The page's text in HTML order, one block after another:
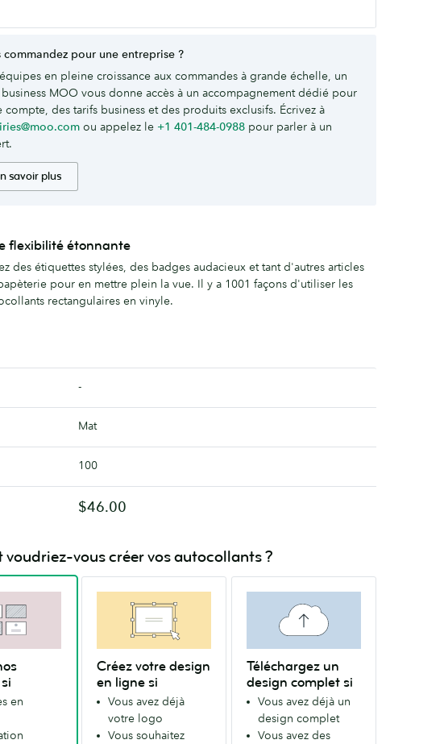
commandez pour une entreprise ?
en pleine croissance aux commandes à grande échelle, un
MOO vous donne accès à un accompagnement dédié pour
compte, des tarifs business et des produits exclusifs. Écrivez à
ou appelez le +1 401-484-0988 pour parler à un
savoir plus
flexibilité étonnante
des étiquettes stylées, des badges audacieux et tant d'autres articles
pour en mettre plein la vue. Il y a 1001 façons d'utiliser les
rectangulaires en vinyle.
-
Mat
100
$46.00
vous créer vos autocollants ?
en
Créez votre design
en ligne si
Vous avez déjà
votre logo
Vous souhaitez
Téléchargez un
design complet si
Vous avez déjà un
design complet
Vous avez des